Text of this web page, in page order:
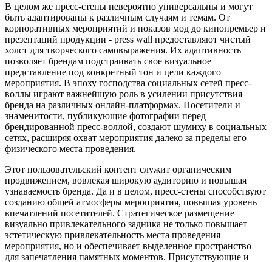
В целом же пресс-стены невероятно универсальны и могут
быть адаптированы к различным случаям и темам. От
корпоративных мероприятий и показов мод до кинопремьер и
презентаций продукции - press wall предоставляют чистый
холст для творческого самовыражения. Их адаптивность
позволяет брендам подстраивать свое визуальное
представление под конкретный тон и цели каждого
мероприятия. В эпоху господства социальных сетей пресс-
воллы играют важнейшую роль в усилении присутствия
бренда на различных онлайн-платформах. Посетители и
знаменитости, публикующие фотографии перед
брендированной пресс-воллой, создают шумиху в социальных
сетях, расширяя охват мероприятия далеко за пределы его
физического места проведения.
Этот пользовательский контент служит органическим
продвижением, вовлекая широкую аудиторию и повышая
узнаваемость бренда. Да и в целом, пресс-стены способствуют
созданию общей атмосферы мероприятия, повышая уровень
впечатлений посетителей. Стратегическое размещение
визуально привлекательного задника не только повышает
эстетическую привлекательность места проведения
мероприятия, но и обеспечивает выделенное пространство
для запечатления памятных моментов. Присутствующие и